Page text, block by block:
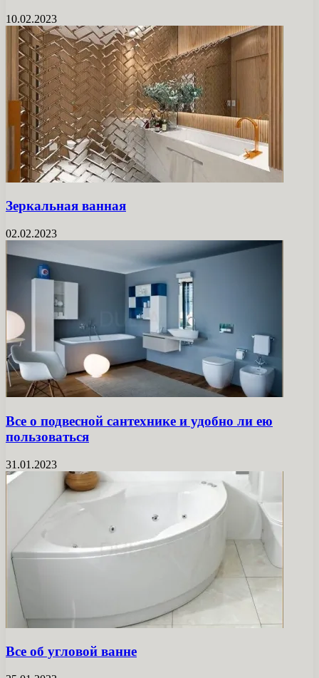
10.02.2023
Зеркальная ванная
02.02.2023
Все о подвесной сантехнике и удобно ли ею
пользоваться
31.01.2023
Все об угловой ванне